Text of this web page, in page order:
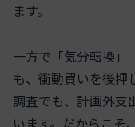
ます。
一方で「気分転換」
も、衝動買いを後押
調査でも、計画外支
います。だからこそ